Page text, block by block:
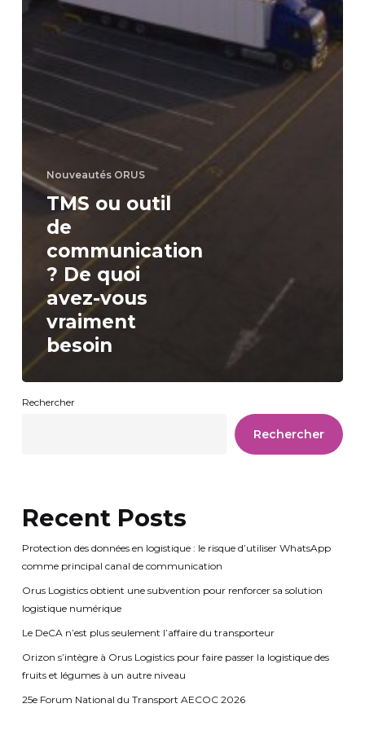
Nouveautés ORUS
TMS ou outil
de
communication
? De quoi
avez-vous
vraiment
besoin
Rechercher
Rechercher
Recent Posts
Protection des données en logistique : le risque d’utiliser WhatsApp
comme principal canal de communication
Orus Logistics obtient une subvention pour renforcer sa solution
logistique numérique
Le DeCA n’est plus seulement l’affaire du transporteur
Orizon s’intègre à Orus Logistics pour faire passer la logistique des
fruits et légumes à un autre niveau
25e Forum National du Transport AECOC 2026